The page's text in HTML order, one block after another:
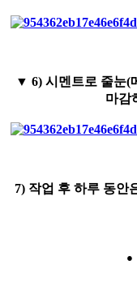
▼ 6) 시멘트로 줄눈(
마감
7) 작업 후 하루 동안